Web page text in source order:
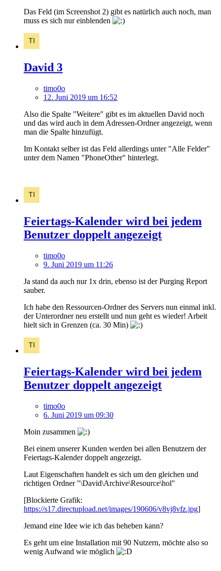
Das Feld (im Screenshot 2) gibt es natürlich auch noch, man
muss es sich nur einblenden
David 3
timo0o
12. Juni 2019 um 16:52
Also die Spalte "Weitere" gibt es im aktuellen David noch
und das wird auch in dem Adressen-Ordner angezeigt, wenn
man die Spalte hinzufügt.
Im Kontakt selber ist das Feld allerdings unter "Alle Felder"
unter dem Namen "PhoneOther" hinterlegt.
Feiertags-Kalender wird bei jedem
Benutzer doppelt angezeigt
timo0o
9. Juni 2019 um 11:26
Ja stand da auch nur 1x drin, ebenso ist der Purging Report
sauber.
Ich habe den Ressourcen-Ordner des Servers nun einmal inkl.
der Unterordner neu erstellt und nun geht es wieder! Arbeit
hielt sich in Grenzen (ca. 30 Min)
Feiertags-Kalender wird bei jedem
Benutzer doppelt angezeigt
timo0o
6. Juni 2019 um 09:30
Moin zusammen
Bei einem unserer Kunden werden bei allen Benutzern der
Feiertags-Kalender doppelt angezeigt.
Laut Eigenschaften handelt es sich um den gleichen und
richtigen Ordner "\David\Archive\Resource\hol"
[Blockierte Grafik:
https://s17.directupload.net/images/190606/v8vj8vfz.jpg]
Jemand eine Idee wie ich das beheben kann?
Es geht um eine Installation mit 90 Nutzern, möchte also so
wenig Aufwand wie möglich